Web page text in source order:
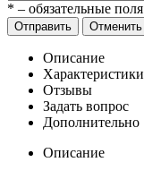
* – обязательные поля
Отправить Отменить
Описание
Характеристики
Отзывы
Задать вопрос
Дополнительно
Описание